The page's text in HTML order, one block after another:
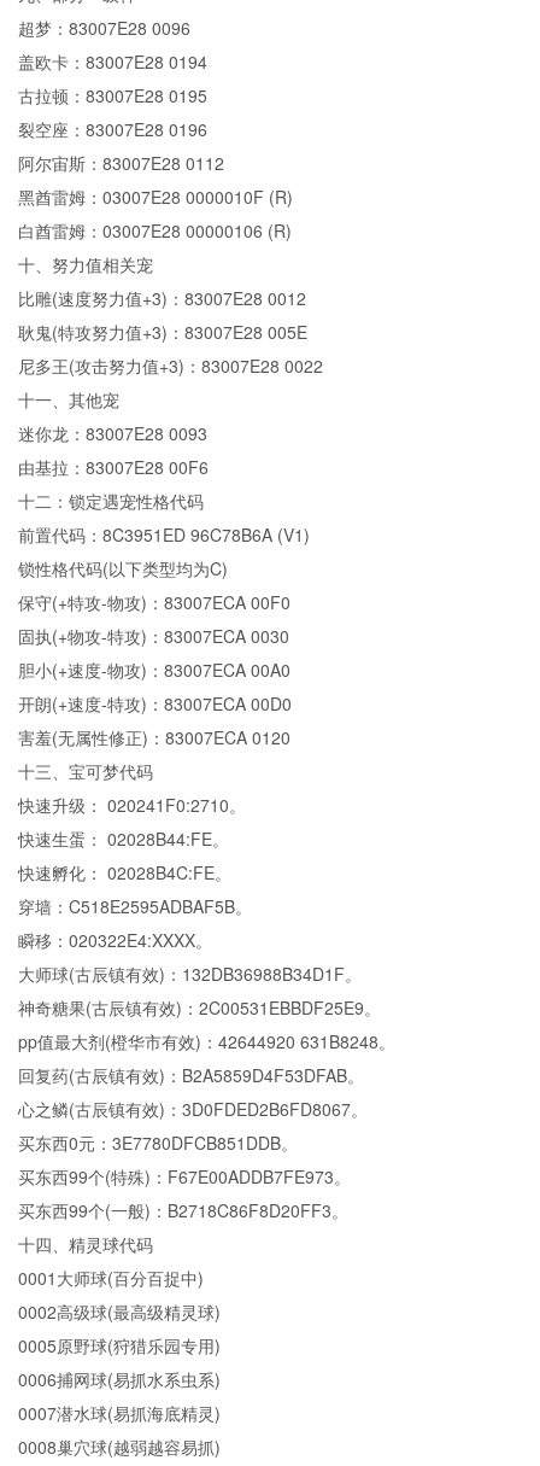
超梦：83007E28 0096
盖欧卡：83007E28 0194
古拉顿：83007E28 0195
裂空座：83007E28 0196
阿尔宙斯：83007E28 0112
黑酋雷姆：03007E28 0000010F (R)
白酋雷姆：03007E28 00000106 (R)
十、努力值相关宠
比雕(速度努力值+3)：83007E28 0012
耿鬼(特攻努力值+3)：83007E28 005E
尼多王(攻击努力值+3)：83007E28 0022
十一、其他宠
迷你龙：83007E28 0093
由基拉：83007E28 00F6
十二：锁定遇宠性格代码
前置代码：8C3951ED 96C78B6A (V1)
锁性格代码(以下类型均为C)
保守(+特攻-物攻)：83007ECA 00F0
固执(+物攻-特攻)：83007ECA 0030
胆小(+速度-物攻)：83007ECA 00A0
开朗(+速度-特攻)：83007ECA 00D0
害羞(无属性修正)：83007ECA 0120
十三、宝可梦代码
快速升级： 020241F0:2710。
快速生蛋： 02028B44:FE。
快速孵化： 02028B4C:FE。
穿墙：C518E2595ADBAF5B。
瞬移：020322E4:XXXX。
大师球(古辰镇有效)：132DB36988B34D1F。
神奇糖果(古辰镇有效)：2C00531EBBDF25E9。
pp值最大剂(橙华市有效)：42644920 631B8248。
回复药(古辰镇有效)：B2A5859D4F53DFAB。
心之鳞(古辰镇有效)：3D0FDED2B6FD8067。
买东西0元：3E7780DFCB851DDB。
买东西99个(特殊)：F67E00ADDB7FE973。
买东西99个(一般)：B2718C86F8D20FF3。
十四、精灵球代码
0001大师球(百分百捉中)
0002高级球(最高级精灵球)
0005原野球(狩猎乐园专用)
0006捕网球(易抓水系虫系)
0007潜水球(易抓海底精灵)
0008巢穴球(越弱越容易抓)